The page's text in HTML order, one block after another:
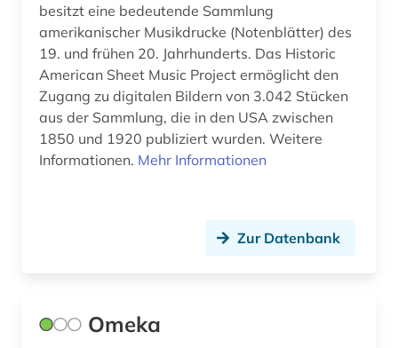
bukarest (1)
bulgarien (2)
bundesanstalt für arbeitsschutz und
bundesarchiv (1)
bänkelsang (1)
besitzt eine bedeutende Sammlung
amerikanischer Musikdrucke (Notenblätter) des
19. und frühen 20. Jahrhunderts. Das Historic
American Sheet Music Project ermöglicht den
Zugang zu digitalen Bildern von 3.042 Stücken
aus der Sammlung, die in den USA zwischen
1850 und 1920 publiziert wurden. Weitere
Informationen. Mehr Informationen
Zur Datenbank
Omeka